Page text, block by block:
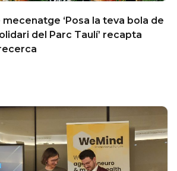
‘Posa la teva bola de
del Parc Taulí’ recapta